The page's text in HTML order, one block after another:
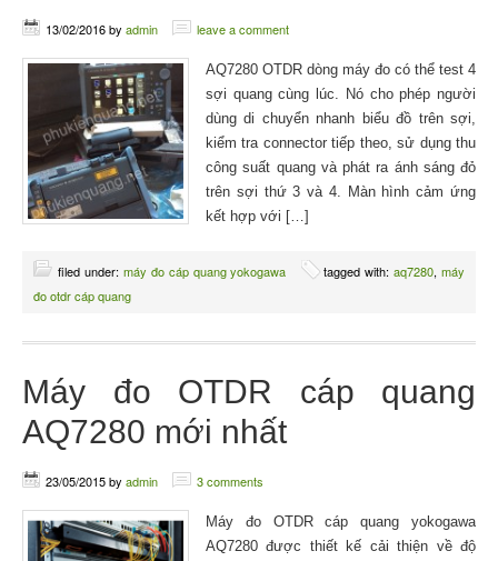
13/02/2016by admin leave a comment
AQ7280 OTDR dòng máy đo có thể test 4
sợi quang cùng lúc. Nó cho phép người
dùng di chuyển nhanh biểu đồ trên sợi,
kiểm tra connector tiếp theo, sử dụng thu
công suất quang và phát ra ánh sáng đỏ
trên sợi thứ 3 và 4. Màn hình cảm ứng
kết hợp với […]
filed under: máy đo cáp quang yokogawa tagged with:aq7280,máy
đo otdr cáp quang
Máy đo OTDR cáp quang
AQ7280 mới nhất
23/05/2015by admin 3 comments
Máy đo OTDR cáp quang yokogawa
AQ7280 được thiết kế cải thiện về độ